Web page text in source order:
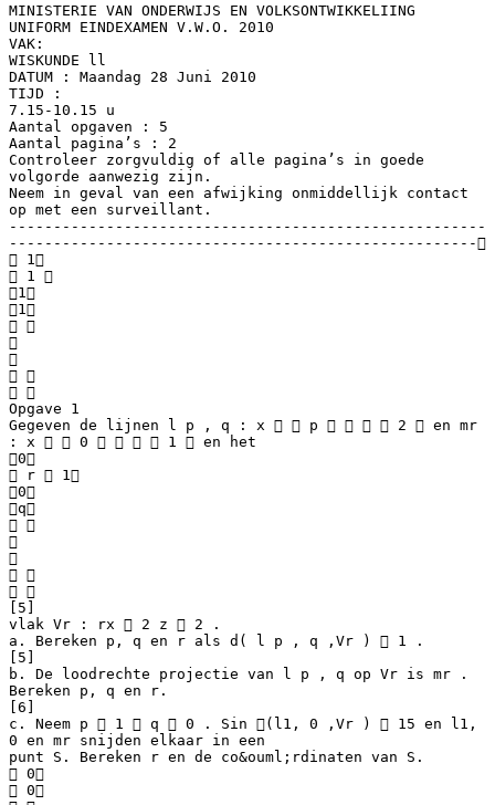
MINISTERIE VAN ONDERWIJS EN VOLKSONTWIKKELIING
UNIFORM EINDEXAMEN V.W.O. 2010
VAK:
WISKUNDE ll
DATUM : Maandag 28 Juni 2010
TIJD :
7.15-10.15 u
Aantal opgaven : 5
Aantal pagina’s : 2
Controleer zorgvuldig of alle pagina’s in goede
volgorde aanwezig zijn.
Neem in geval van een afwijking onmiddellijk contact
op met een surveillant.
------------------------------------------------------
-----------------------------------------------------
 1
 1 
1
1
 


 
 
Opgave 1
Gegeven de lijnen l p , q : x   p     2  en mr
: x   0     1  en het
0
 r  1
0
q
 


 
 
[5]
vlak Vr : rx  2 z  2 .
a. Bereken p, q en r als d( l p , q ,Vr )  1 .
[5]
b. De loodrechte projectie van l p , q op Vr is mr .
Bereken p, q en r.
[6]
c. Neem p  1  q  0 . Sin (l1, 0 ,Vr )  15 en l1,
0 en mr snijden elkaar in een
punt S. Bereken r en de co&ouml;rdinaten van S.
 0
 0